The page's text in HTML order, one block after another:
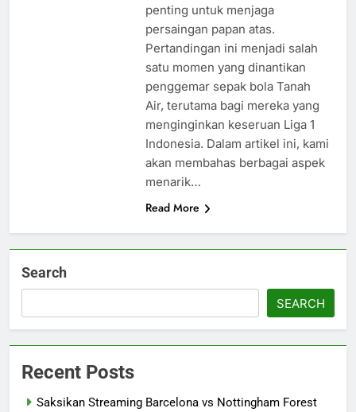
penting untuk menjaga
persaingan papan atas.
Pertandingan ini menjadi salah
satu momen yang dinantikan
penggemar sepak bola Tanah
Air, terutama bagi mereka yang
menginginkan keseruan Liga 1
Indonesia. Dalam artikel ini, kami
akan membahas berbagai aspek
menarik…
Read More
Search
SEARCH
Recent Posts
Saksikan Streaming Barcelona vs Nottingham Forest